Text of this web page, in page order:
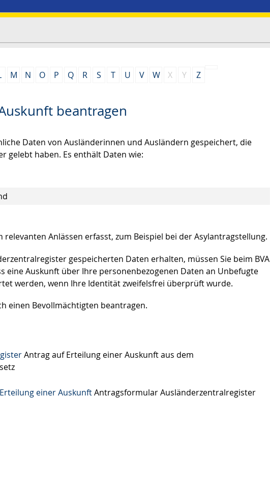
M N O P Q R S T U V W X Y Z
beantragen
Daten von Ausländerinnen und Ausländern gespeichert, die
gelebt haben. Es enthält Daten wie:
Anlässen erfasst, zum Beispiel bei der Asylantragstellung.
gespeicherten Daten erhalten, müssen Sie beim BVA
eine Auskunft über Ihre personenbezogenen Daten an Unbefugte
werden, wenn Ihre Identität zweifelsfrei überprüft wurde.
einen Bevollmächtigten beantragen.
Antrag auf Erteilung einer Auskunft aus dem
einer AuskunftAntragsformular Ausländerzentralregister